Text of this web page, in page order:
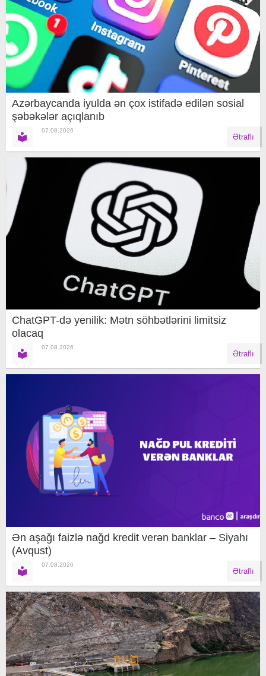
Azərbaycanda iyulda ən çox istifadə edilən sosial
şəbəkələr açıqlanıb
07.08.2026
Ətraflı
ChatGPT-də yenilik: Mətn söhbətlərini limitsiz
olacaq
07.08.2026
Ətraflı
Ən aşağı faizlə nağd kredit verən banklar – Siyahı
(Avqust)
07.08.2026
Ətraflı